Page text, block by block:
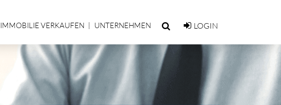
IMMOBILIE VERKAUFEN UNTERNEHMEN LOGIN